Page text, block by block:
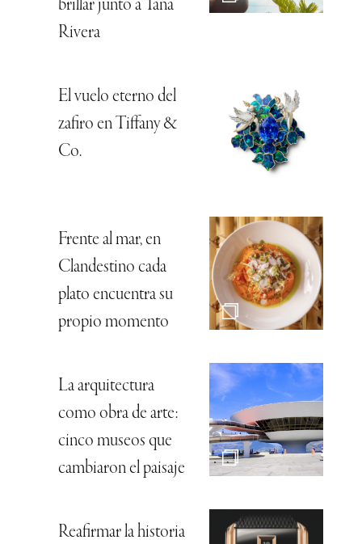
brillar junto a Tana
Rivera
El vuelo eterno del
zafiro en Tiffany &
Co.
Frente al mar, en
Clandestino cada
plato encuentra su
propio momento
La arquitectura
como obra de arte:
cinco museos que
cambiaron el paisaje
Reafirmar la historia